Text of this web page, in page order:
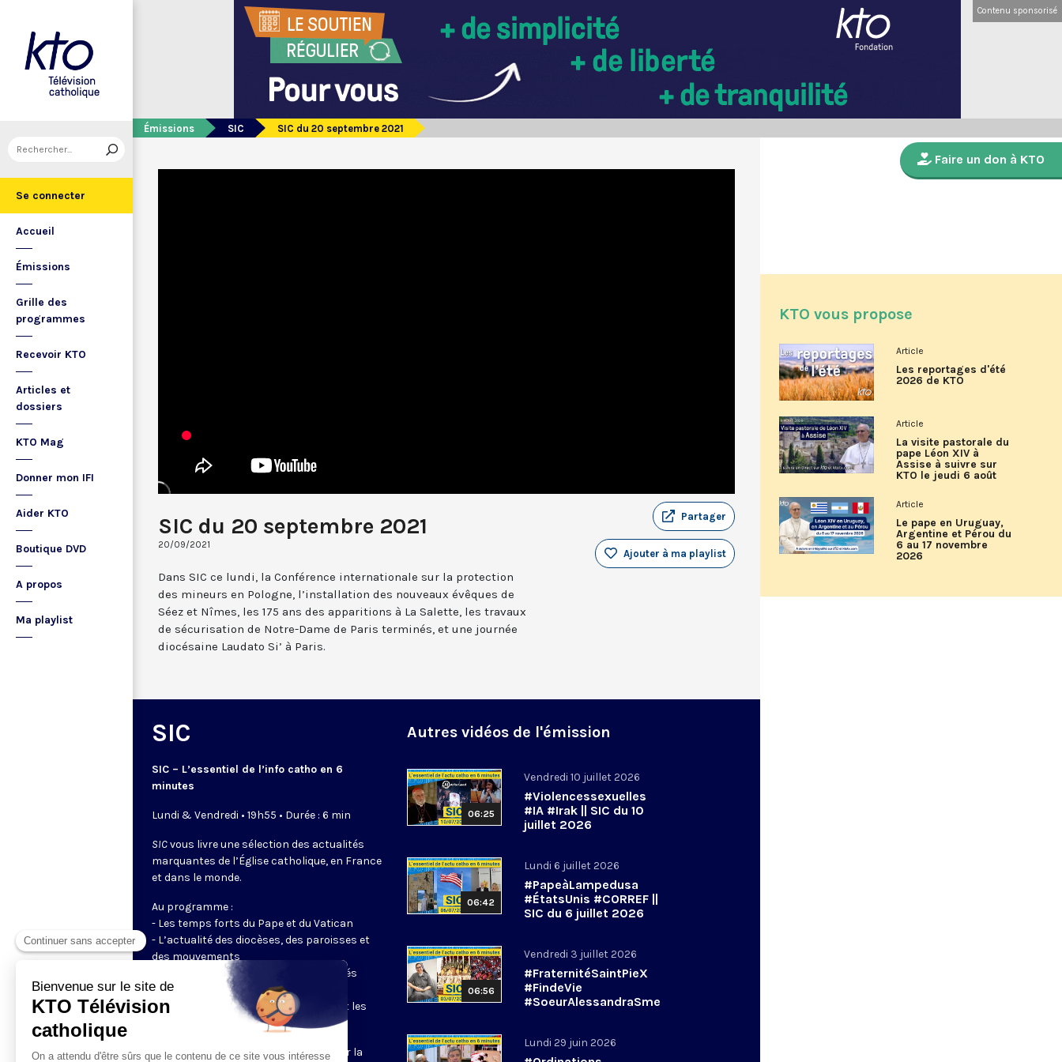
Se connecter
Accueil
Émissions
Grille des
programmes
Recevoir KTO
Articles et
dossiers
KTO Mag
Donner mon IFI
Aider KTO
Boutique DVD
A propos
Ma playlist
Contenu sponsorisé
Émissions SIC SIC du 20 septembre 2021
SIC du 20 septembre 2021
20/09/2021
Partager
Ajouter à ma playlist
Dans SIC ce lundi, la Conférence internationale sur la protection
des mineurs en Pologne, l’installation des nouveaux évêques de
Séez et Nîmes, les 175 ans des apparitions à La Salette, les travaux
de sécurisation de Notre-Dame de Paris terminés, et une journée
diocésaine Laudato Si’ à Paris.
SIC
SIC – L’essentiel de l’info catho en 6
minutes
Lundi & Vendredi • 19h55 • Durée : 6 min
SICvous livre une sélection des actualités
marquantes de l’Église catholique, en France
et dans le monde.
Au programme :
- Les temps forts du Pape et du Vatican
- L’actualité des diocèses, des paroisses et
des mouvements
- Les initiatives des catholiques engagés
dans le monde
- Les grands événements ecclésiaux et les
enjeux du moment pour la société
Un journal tout en images, préparé par la
Autres vidéos de l'émission
06:25
Vendredi 10 juillet 2026
#Violencessexuelles
#IA #Irak || SIC du 10
juillet 2026
06:42
Lundi 6 juillet 2026
#PapeàLampedusa
#ÉtatsUnis #CORREF ||
SIC du 6 juillet 2026
06:56
Vendredi 3 juillet 2026
#FraternitéSaintPieX
#FindeVie
#SoeurAlessandraSme
Lundi 29 juin 2026
Faire un don à KTO
KTO vous propose
Article
Les reportages d'été
2026 de KTO
Article
La visite pastorale du
pape Léon XIV à
Assise à suivre sur
KTO le jeudi 6 août
Article
Le pape en Uruguay,
Argentine et Pérou du
6 au 17 novembre
2026